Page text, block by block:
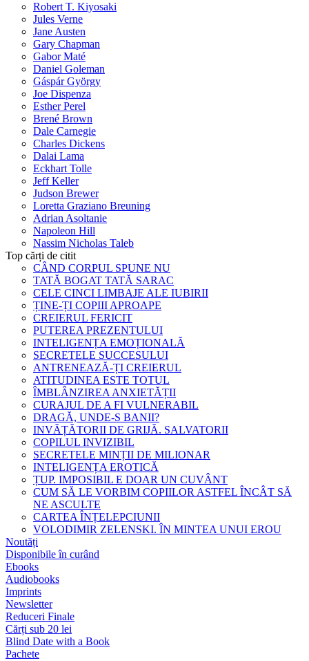
Robert T. Kiyosaki
Jules Verne
Jane Austen
Gary Chapman
Gabor Maté
Daniel Goleman
Gáspár György
Joe Dispenza
Esther Perel
Brené Brown
Dale Carnegie
Charles Dickens
Dalai Lama
Eckhart Tolle
Jeff Keller
Judson Brewer
Loretta Graziano Breuning
Adrian Asoltanie
Napoleon Hill
Nassim Nicholas Taleb
Top cărți de citit
CÂND CORPUL SPUNE NU
TATĂ BOGAT TATĂ SARAC
CELE CINCI LIMBAJE ALE IUBIRII
ȚINE-ȚI COPIII APROAPE
CREIERUL FERICIT
PUTEREA PREZENTULUI
INTELIGENȚA EMOȚIONALĂ
SECRETELE SUCCESULUI
ANTRENEAZĂ-ȚI CREIERUL
ATITUDINEA ESTE TOTUL
ÎMBLÂNZIREA ANXIETĂȚII
CURAJUL DE A FI VULNERABIL
DRAGĂ, UNDE-S BANII?
INVĂȚĂTORII DE GRIJĂ. SALVATORII
COPILUL INVIZIBIL
SECRETELE MINȚII DE MILIONAR
INTELIGENȚA EROTICĂ
ȚUP. IMPOSIBIL E DOAR UN CUVÂNT
CUM SĂ LE VORBIM COPIILOR ASTFEL ÎNCÂT SĂ
NE ASCULTE
CARTEA ÎNȚELEPCIUNII
VOLODIMIR ZELENSKI. ÎN MINTEA UNUI EROU
Noutăți
Disponibile în curând
Ebooks
Audiobooks
Imprints
Newsletter
Reduceri Finale
Cărți sub 20 lei
Blind Date with a Book
Pachete